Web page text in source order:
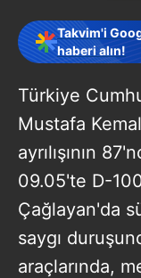
Takvim'i
haberi alın!
Türkiye
Mustafa
ayrılışının
09.05'te D-
Çağlayan'da
saygı
araçlarında,